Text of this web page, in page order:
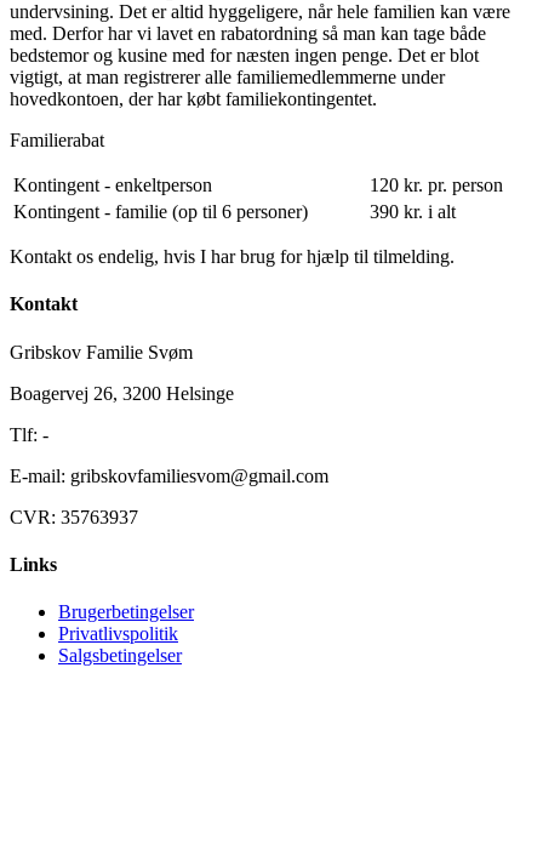
undervsining. Det er altid hyggeligere, når hele familien kan være
med. Derfor har vi lavet en rabatordning så man kan tage både
bedstemor og kusine med for næsten ingen penge. Det er blot
vigtigt, at man registrerer alle familiemedlemmerne under
hovedkontoen, der har købt familiekontingentet.
Familierabat
Kontingent - enkeltperson
120 kr. pr. person
Kontingent - familie (op til 6 personer)
390 kr. i alt
Kontakt os endelig, hvis I har brug for hjælp til tilmelding.
Kontakt
Gribskov Familie Svøm
Boagervej 26, 3200 Helsinge
Tlf: -
E-mail: gribskovfamiliesvom@gmail.com
CVR: 35763937
Links
Brugerbetingelser
Privatlivspolitik
Salgsbetingelser